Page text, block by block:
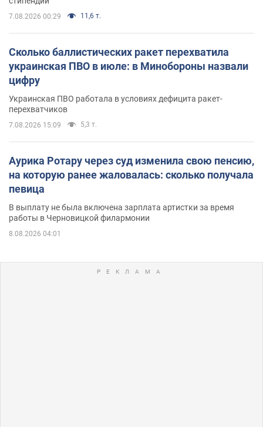
7.08.2026 00:29 11,6 т.
Сколько баллистических ракет перехватила
украинская ПВО в июле: в Минобороны назвали
цифру
Украинская ПВО работала в условиях дефицита ракет-
перехватчиков
7.08.2026 15:09 5,3 т.
Аурика Ротару через суд изменила свою пенсию,
на которую ранее жаловалась: сколько получала
певица
В выплату не была включена зарплата артистки за время
работы в Черновицкой филармонии
8.08.2026 04:01